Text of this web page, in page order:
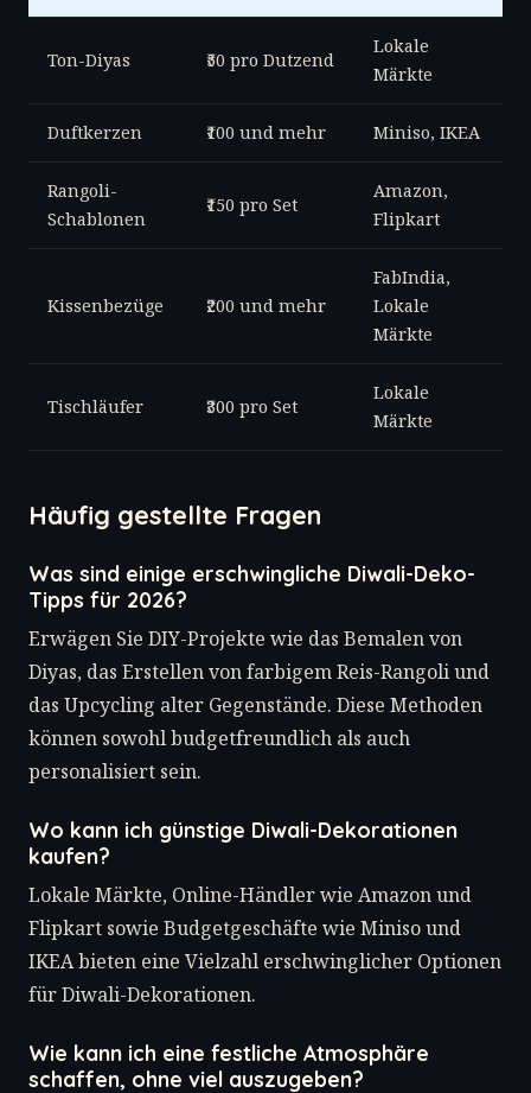
Ton-Diyas ₹50 pro Dutzend
Lokale
Märkte
Duftkerzen ₹100 und mehr Miniso, IKEA
Rangoli-
Schablonen
₹150 pro Set
Amazon,
Flipkart
Kissenbezüge ₹200 und mehr
FabIndia,
Lokale
Märkte
Tischläufer ₹300 pro Set
Lokale
Märkte
Häufig gestellte Fragen
Was sind einige erschwingliche Diwali-Deko-
Tipps für 2026?
Erwägen Sie DIY-Projekte wie das Bemalen von
Diyas, das Erstellen von farbigem Reis-Rangoli und
das Upcycling alter Gegenstände. Diese Methoden
können sowohl budgetfreundlich als auch
personalisiert sein.
Wo kann ich günstige Diwali-Dekorationen
kaufen?
Lokale Märkte, Online-Händler wie Amazon und
Flipkart sowie Budgetgeschäfte wie Miniso und
IKEA bieten eine Vielzahl erschwinglicher Optionen
für Diwali-Dekorationen.
Wie kann ich eine festliche Atmosphäre
schaffen, ohne viel auszugeben?